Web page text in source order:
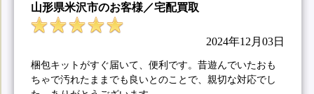
山形県米沢市のお客様／宅配買取
2024年12月03日
梱包キットがすぐ届いて、便利です。昔遊んでいたおも
ちゃで汚れたままでも良いとのことで、親切な対応でし